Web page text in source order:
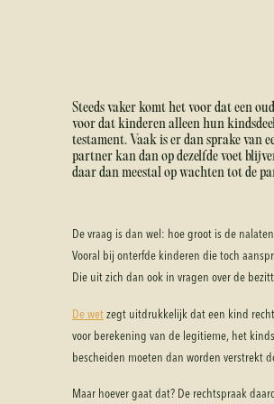
Steeds vaker komt het voor dat een
voor dat kinderen alleen hun
testament. Vaak is er dan sprake van
partner kan dan op dezelfde voet
daar dan meestal op wachten tot de
De vraag is dan wel: hoe groot is de
Vooral bij onterfde kinderen die toch
Die uit zich dan ook in vragen over de
De wetzegt uitdrukkelijk dat een kind
voor berekening van de legitieme, het
bescheiden moeten dan worden verstrekt
Maar hoever gaat dat? De rechtspraak